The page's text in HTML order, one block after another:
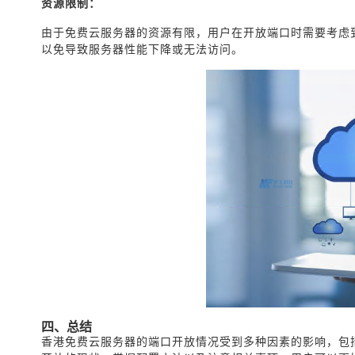
由于免费云服务器的资源有限，用户在开放端口时需要考
以免导致服务器性能下降或无法访问。
四、总结
香港免费云服务器的端口开放情况受到多种因素的影响，